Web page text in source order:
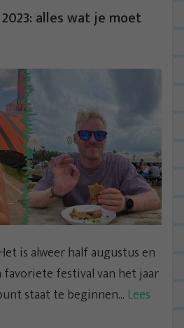
alles wat je moet
is alweer half augustus en
favoriete festival van het jaar
staat te beginnen... Lees